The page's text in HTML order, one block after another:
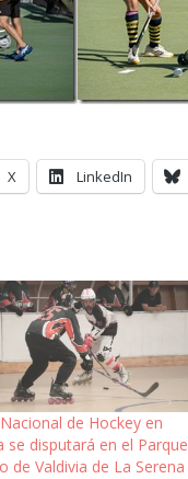
X LinkedIn
de Hockey en
se disputará en el Parque
de Valdivia de La Serena